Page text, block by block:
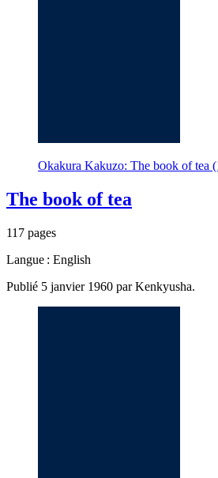
Okakura Kakuzo: The book of tea
The book of tea
117 pages
Langue : English
Publié 5 janvier 1960 par Kenkyusha.